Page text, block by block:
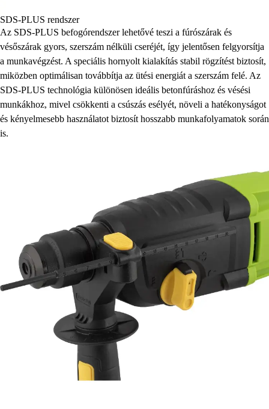
SDS-PLUS rendszer
Az SDS-PLUS befogórendszer lehetővé teszi a fúrószárak és
vésőszárak gyors, szerszám nélküli cseréjét, így jelentősen felgyorsítja
a munkavégzést. A speciális hornyolt kialakítás stabil rögzítést biztosít,
miközben optimálisan továbbítja az ütési energiát a szerszám felé. Az
SDS-PLUS technológia különösen ideális betonfúráshoz és vésési
munkákhoz, mivel csökkenti a csúszás esélyét, növeli a hatékonyságot
és kényelmesebb használatot biztosít hosszabb munkafolyamatok során
is.